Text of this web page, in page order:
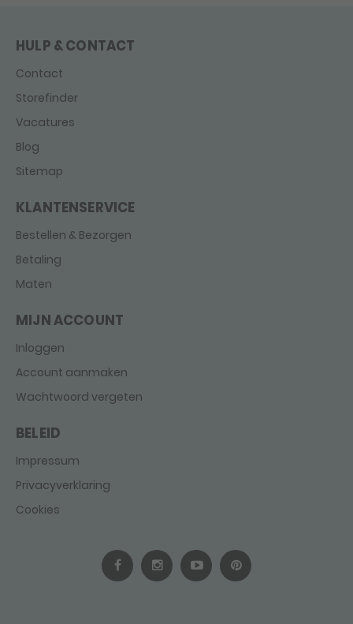
HULP & CONTACT
Contact
Storefinder
Vacatures
Blog
Sitemap
KLANTENSERVICE
Bestellen & Bezorgen
Betaling
Maten
MIJN ACCOUNT
Inloggen
Account aanmaken
Wachtwoord vergeten
BELEID
Impressum
Privacyverklaring
Cookies